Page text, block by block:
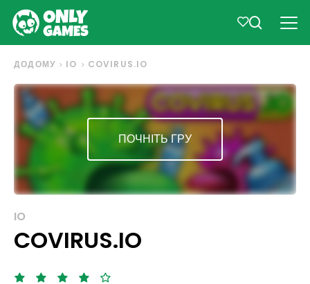
ДОДОМУ IO COVIRUS.IO
ПОЧНІТЬ ГРУ
IO
COVIRUS.IO